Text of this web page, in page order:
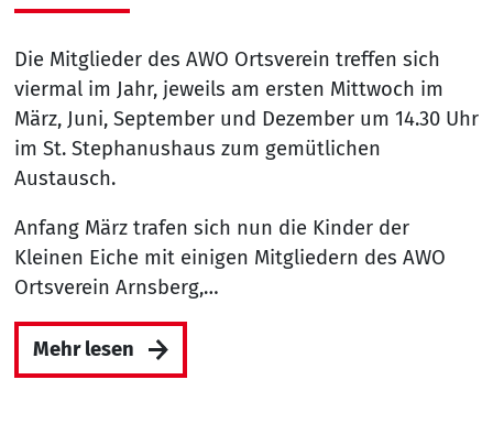
Die Mitglieder des AWO Ortsverein treffen sich
viermal im Jahr, jeweils am ersten Mittwoch im
März, Juni, September und Dezember um 14.30 Uhr
im St. Stephanushaus zum gemütlichen
Austausch.
Anfang März trafen sich nun die Kinder der
Kleinen Eiche mit einigen Mitgliedern des AWO
Ortsverein Arnsberg,…
Mehr lesen